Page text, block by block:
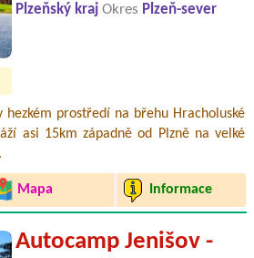
Plzeňský kraj Okres Plzeň-sever
hezkém prostředí na břehu Hracholuské
asi 15km západně od Plzně na velké
Mapa Informace
Autocamp Jenišov -